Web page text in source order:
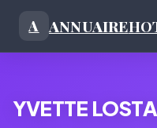
A ANNUAIRE
YVETTE